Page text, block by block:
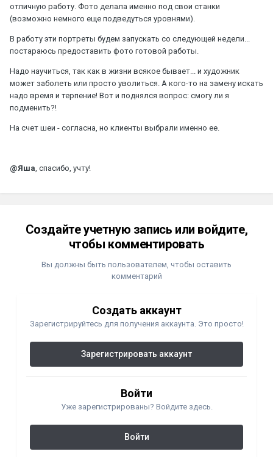
отличную работу. Фото делала именно под свои станки
(возможно немного еще подведуться уровнями).
В работу эти портреты будем запускать со следующей недели...
постараюсь предоставить фото готовой работы.
Надо научиться, так как в жизни всякое бывает... и художник
может заболеть или просто уволиться. А кого-то на замену искать
надо время и терпение! Вот и поднялся вопрос: смогу ли я
подменить?!
На счет шеи - согласна, но клиенты выбрали именно ее.
@Яшa, спасибо, учту!
Создайте учетную запись или войдите,
чтобы комментировать
Вы должны быть пользователем, чтобы оставить
комментарий
Создать аккаунт
Зарегистрируйтесь для получения аккаунта. Это просто!
Зарегистрировать аккаунт
Войти
Уже зарегистрированы? Войдите здесь.
Войти